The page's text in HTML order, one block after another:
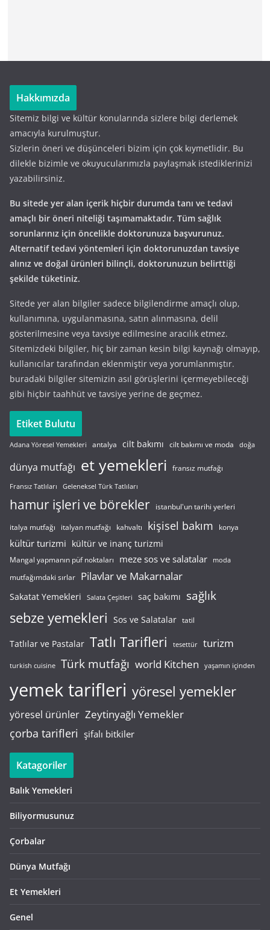
Hakkımızda
Sitemiz bilgi ve kültür konularında sizlere bilgi derlemek
amacıyla kurulmuştur.
Sizlerin öneri ve düşünceleri bizim için çok kıymetlidir. Bu
dilekle bizimle ve okuyucularımızla paylaşmak istediklerinizi
yazabilirsiniz.
Bu sitede yer alan içerik hiçbir durumda tanı ve tedavi
amaçlı bir öneri niteliği taşımamaktadır. Tüm sağlık
sorunlarınız için öncelikle doktorunuza başvurunuz.
Alternatif tedavi yöntemleri için doktorunuzdan tavsiye
alınız ve doğal ürünleri bilinçli, doktorunuzun belirttiği
şekilde tüketiniz.
Sitede yer alan bilgiler sadece bilgilendirme amaçlı olup,
kullanımına, uygulanmasına, satın alınmasına, delil
gösterilmesine veya tavsiye edilmesine aracılık etmez.
Sitemizdeki bilgiler, hiç bir zaman kesin bilgi kaynağı olmayıp,
kullanıcılar tarafından eklenmiştir veya yorumlanmıştır.
buradaki bilgiler sitemizin asıl görüşlerini içermeyebileceği
gibi hiçbir taahhüt ve tavsiye yerine de geçmez.
Etiket Bulutu
Adana Yöresel Yemekleri antalya cilt bakımı cilt bakımı ve moda doğa
dünya mutfağı et yemekleri fransız mutfağı
Fransız Tatlıları Geleneksel Türk Tatlıları
hamur işleri ve börekler istanbul'un tarihi yerleri
italya mutfağı italyan mutfağı kahvaltı kişisel bakım konya
kültür turizmi kültür ve inanç turizmi
Mangal yapmanın püf noktaları meze sos ve salatalar moda
mutfağımdaki sırlar Pilavlar ve Makarnalar
Sakatat Yemekleri Salata Çeşitleri saç bakımı sağlık
sebze yemekleri Sos ve Salatalar tatil
Tatlılar ve Pastalar Tatlı Tarifleri tesettür turizm
turkish cuisine Türk mutfağı world Kitchen yaşamın içinden
yemek tarifleri yöresel yemekler
yöresel ürünler Zeytinyağlı Yemekler
çorba tarifleri şifalı bitkiler
Katagoriler
Balık Yemekleri
Biliyormusunuz
Çorbalar
Dünya Mutfağı
Et Yemekleri
Genel